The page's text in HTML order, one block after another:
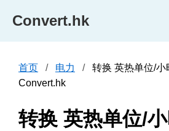
Convert.hk
首页 电力
转换 英热单位/小
Convert.hk
转换 英热单位/